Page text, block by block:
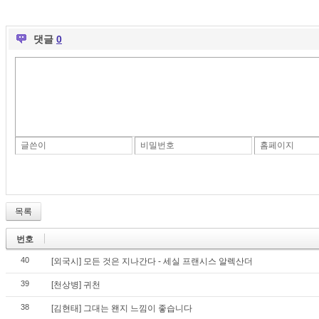
댓글 0
글쓴이 비밀번호 홈페이지
목록
번호
40 [외국시] 모든 것은 지나간다 - 세실 프랜시스 알렉산더
39 [천상병] 귀천
38 [김현태] 그대는 왠지 느낌이 좋습니다